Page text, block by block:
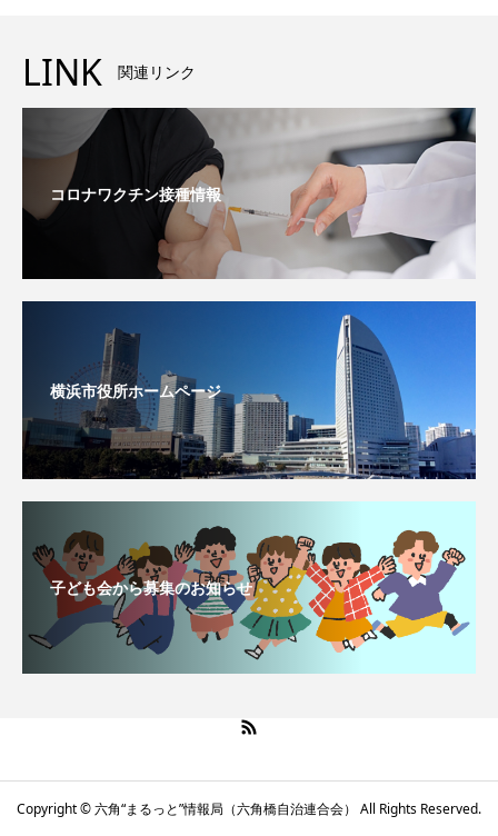
LINK 関連リンク
コロナワクチン接種情報
横浜市役所ホームページ
子ども会から募集のお知らせ
Copyright © 六角“まるっと”情報局（六角橋自治連合会） All Rights Reserved.